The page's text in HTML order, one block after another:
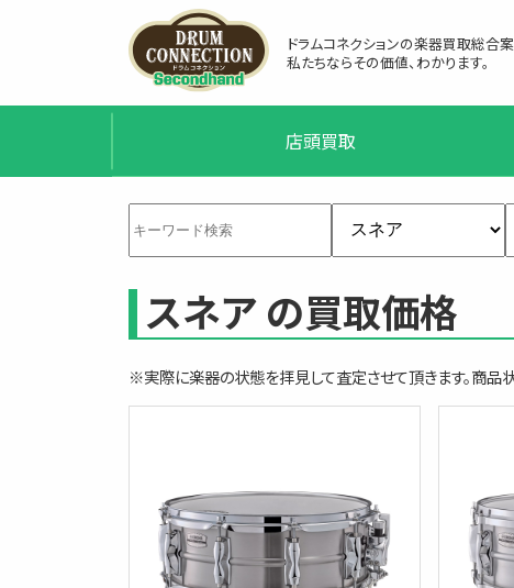
ドラムコネクションの楽器買取総合案
私たちならその価値、わかります。
店頭買取
スネア の買取価格
※実際に楽器の状態を拝見して査定させて頂きます。商品